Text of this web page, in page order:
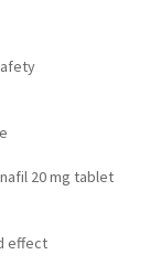
20 mg tablet
effect